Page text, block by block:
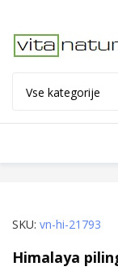
Preskoči
konec
Preskoči
začetek
SKU vn-hi-21793
Himalaya